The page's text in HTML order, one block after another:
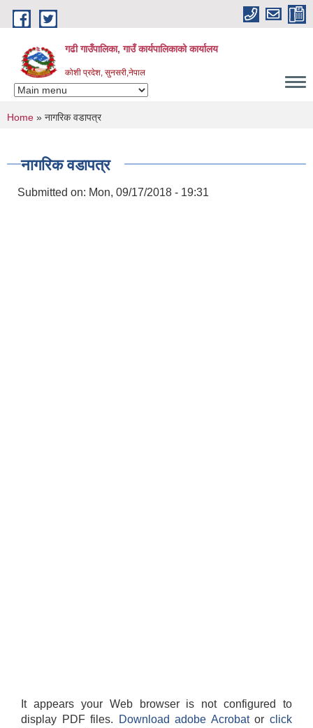
Skip to main content
गढी गाउँपालिका, गाउँ कार्यपालिकाको कार्यालय
कोशी प्रदेश, सुनसरी,नेपाल
You are here
Home » नागरिक वडापत्र
नागरिक वडापत्र
Submitted on: Mon, 09/17/2018 - 19:31
It appears your Web browser is not configured to
display PDF files.
Download adobe Acrobatorclick